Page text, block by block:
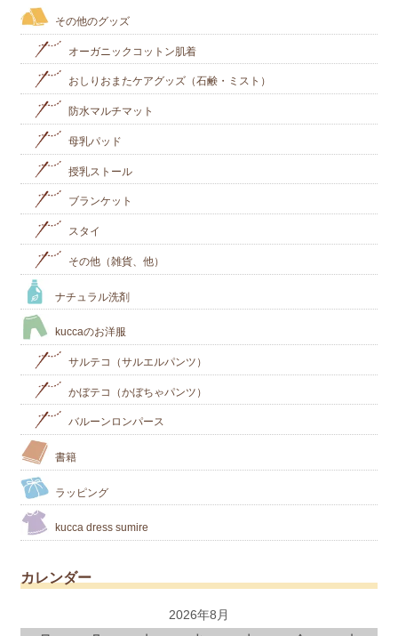
その他のグッズ
オーガニックコットン肌着
おしりおまたケアグッズ（石鹸・ミスト）
防水マルチマット
母乳パッド
授乳ストール
ブランケット
スタイ
その他（雑貨、他）
ナチュラル洗剤
kuccaのお洋服
サルテコ（サルエルパンツ）
かぼテコ（かぼちゃパンツ）
バルーンロンパース
書籍
ラッピング
kucca dress sumire
カレンダー
2026年8月